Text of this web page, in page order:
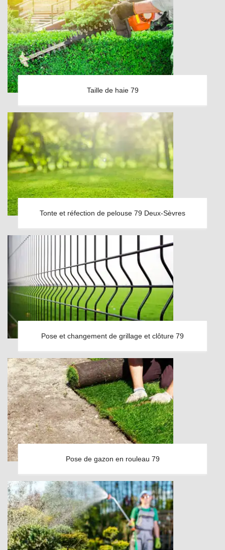
Taille de haie 79
Tonte et réfection de pelouse 79 Deux-Sèvres
Pose et changement de grillage et clôture 79
Pose de gazon en rouleau 79